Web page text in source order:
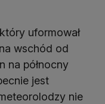
uformował
wschód od
na północny
jest
nie